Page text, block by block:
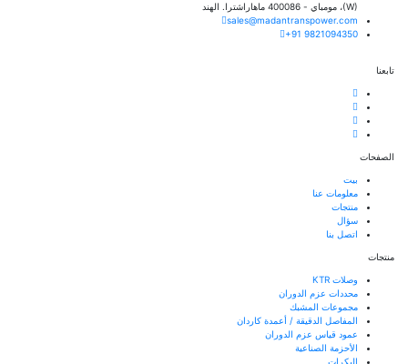
(W)، مومباي - 400086 ماهاراشترا. الهند
sales@madantranspower.com
+91 9821094350
تابعنا
الصفحات
بيت
معلومات عنا
منتجات
سؤال
اتصل بنا
منتجات
وصلات KTR
محددات عزم الدوران
مجموعات المشبك
المفاصل الدقيقة / أعمدة كاردان
عمود قياس عزم الدوران
الأحزمة الصناعية
البكرات